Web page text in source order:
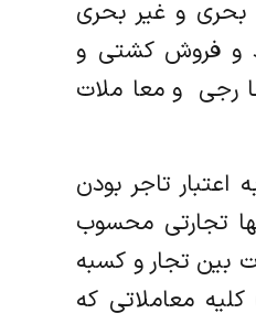
بحری و غیر بحری
و فروش کشتی و
و معاملات
به اعتبار تاجر بودن
تجارتی محسوب
بین تجار و کسبه
و بانکها. ۲) کلیه معاملاتی که